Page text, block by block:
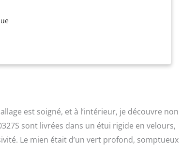
est soigné, et à l’intérieur, je découvre non
sont livrées dans un étui rigide en velours,
Le mien était d’un vert profond, somptueux